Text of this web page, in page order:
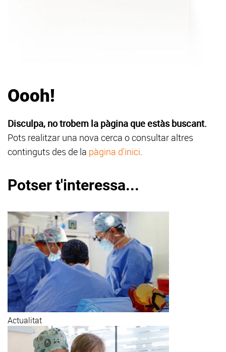
Oooh!
Disculpa, no trobem la pàgina que estàs buscant.
Pots realitzar una nova cerca o consultar altres
continguts des de la pàgina d'inici.
Potser t'interessa...
Actualitat